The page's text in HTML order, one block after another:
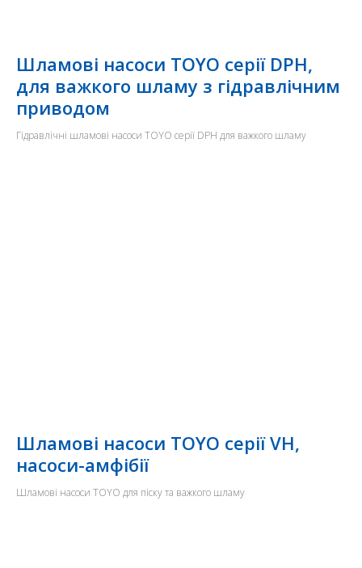
Шламові насоси TOYO серії DPH,
для важкого шламу з гідравлічним
приводом
Гідравлічні шламові насоси TOYO серії DPH для важкого шламу
Шламові насоси TOYO серії VH,
насоси-амфібії
Шламові насоси TOYO для піску та важкого шламу